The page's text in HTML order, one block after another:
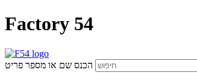
Factory 54
הכנס שם או מספר פריט